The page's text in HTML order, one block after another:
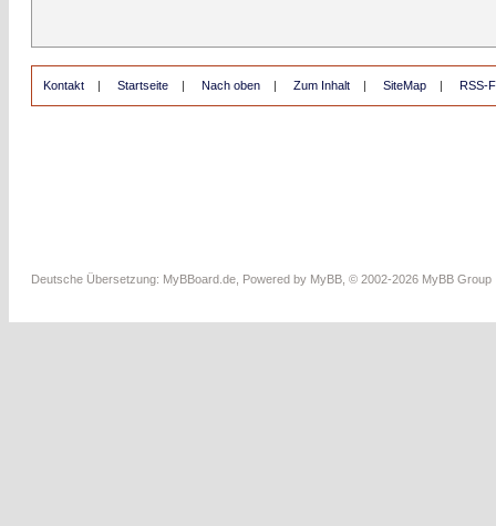
Kontakt | Startseite | Nach oben | Zum Inhalt | SiteMap | RSS-
Deutsche Übersetzung: MyBBoard.de , Powered by MyBB , © 2002-2026 MyBB Group